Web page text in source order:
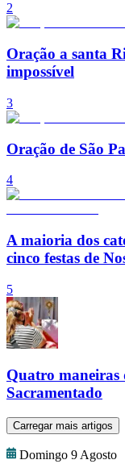
2
Oração a santa
impossível
3
Oração de São
4
A maioria dos
cinco festas de
5
Quatro maneiras
Sacramentado
Carregar mais artigos
Domingo 9 Agosto